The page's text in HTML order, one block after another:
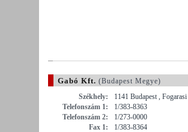
Gabó Kft. (Budapest Megye)
Székhely:
1141 Budapest , Fogarasi
Telefonszám 1:
1/383-8363
Telefonszám 2:
1/273-0000
Fax 1:
1/383-8364